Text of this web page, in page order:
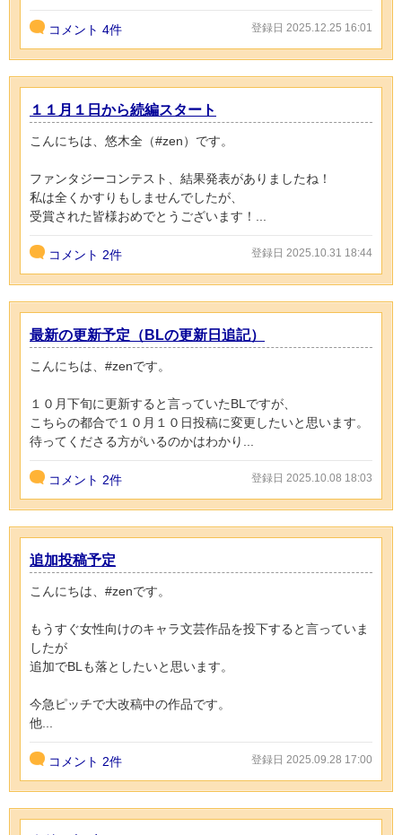
コメント 4件 登録日 2025.12.25 16:01
１１月１日から続編スタート
こんにちは、悠木全（#zen）です。
ファンタジーコンテスト、結果発表がありましたね！
私は全くかすりもしませんでしたが、
受賞された皆様おめでとうございます！...
コメント 2件 登録日 2025.10.31 18:44
最新の更新予定（BLの更新日追記）
こんにちは、#zenです。
１０月下旬に更新すると言っていたBLですが、
こちらの都合で１０月１０日投稿に変更したいと思います。
待ってくださる方がいるのかはわかり...
コメント 2件 登録日 2025.10.08 18:03
追加投稿予定
こんにちは、#zenです。
もうすぐ女性向けのキャラ文芸作品を投下すると言っていま
したが
追加でBLも落としたいと思います。
今急ピッチで大改稿中の作品です。
他...
コメント 2件 登録日 2025.09.28 17:00